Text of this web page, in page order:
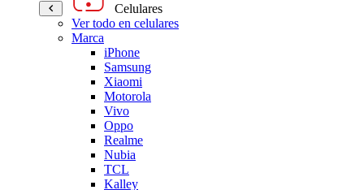
Celulares
Ver todo en celulares
Marca
iPhone
Samsung
Xiaomi
Motorola
Vivo
Oppo
Realme
Nubia
TCL
Kalley